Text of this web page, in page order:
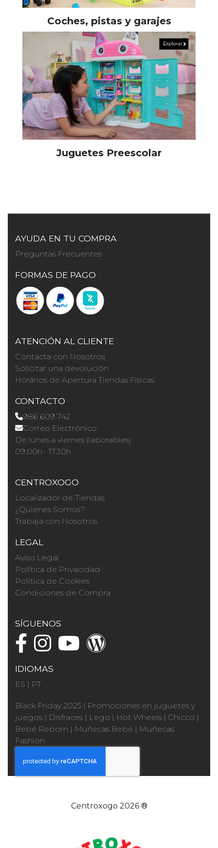
Coches, pistas y garajes
Juguetes Preescolar
AYUDA EN TU COMPRA
Preguntas Frecuentes
FORMAS DE PAGO
ATENCIÓN AL CLIENTE
Contacta con Nosotros
Solicitar una devolución
Horários de Apertura Tiendas Físicas
CONTACTO
986 609 742
Correo Electrónico
De lunes a viernes (laborables)
09.00h · 17.30h
CENTROXOGO
Localizador de Tiendas
¿Quienes Somos?
Trabaja con Nosotros
LEGAL
Aviso Legal
Política de Privacidad
Política de Cookies
Condiciones de Compra
SÍGUENOS
IDIOMAS
ES | PT
Black Friday 2025 | Promociones en juguetes y
juegos | Disfraces | Lego | Hot Wheels | Chicco |
Bebé Reborn | Muñecas Bebé | Muñecas
Fashion
Centroxogo 2026 ®